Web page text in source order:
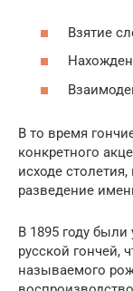
Взятие
В то время
конкретного
исходе
разведение
В 1895 году
русской гончей,
называемого